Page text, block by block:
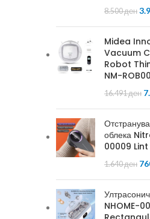
8.500ден
Midea
Vacuum
Robot
NM-
16.491ден
облека
00009
1.640ден
NHOME-